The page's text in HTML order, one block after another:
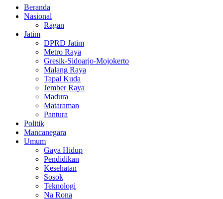
Beranda
Nasional
Ragan
Jatim
DPRD Jatim
Metro Raya
Gresik-Sidoarjo-Mojokerto
Malang Raya
Tapal Kuda
Jember Raya
Madura
Mataraman
Pantura
Politik
Mancanegara
Umum
Gaya Hidup
Pendidikan
Kesehatan
Sosok
Teknologi
Na Rona